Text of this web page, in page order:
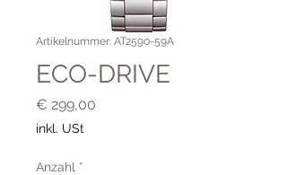
Artikelnummer: AT2590-59A
ECO-DRIVE
€ 299,00
inkl. USt
Anzahl *